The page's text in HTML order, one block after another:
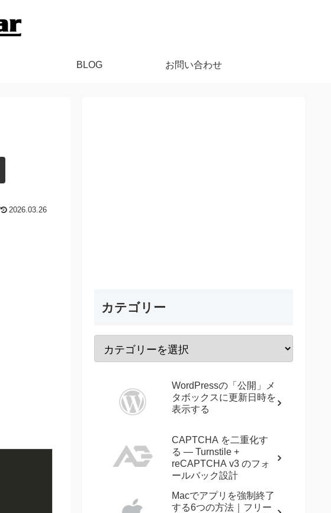
BLOG お問い合わせ
2026.03.26
カテゴリー
WordPressの「公開」メ
タボックスに更新日時を
表示する
CAPTCHA を二重化す
る — Turnstile +
reCAPTCHA v3 のフォ
ールバック設計
Macでアプリを強制終了
する6つの方法｜フリー